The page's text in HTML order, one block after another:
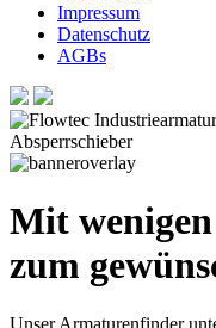
Impressum
Datenschutz
AGBs
Mit
zum
Unser Armaturenfinder